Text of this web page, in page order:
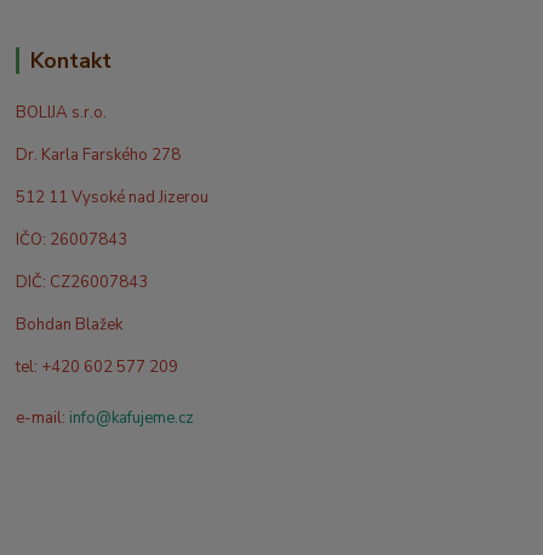
Kontakt
BOLIJA s.r.o.
Dr. Karla Farského 278
512 11 Vysoké nad Jizerou
IČO: 26007843
DIČ: CZ26007843
Bohdan Blažek
tel: +420 602 577 209
e-mail: info@kafujeme.cz